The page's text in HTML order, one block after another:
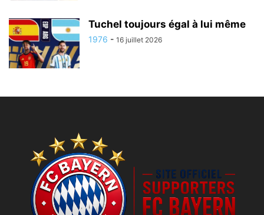
Tuchel toujours égal à lui même
1976 - 16 juillet 2026